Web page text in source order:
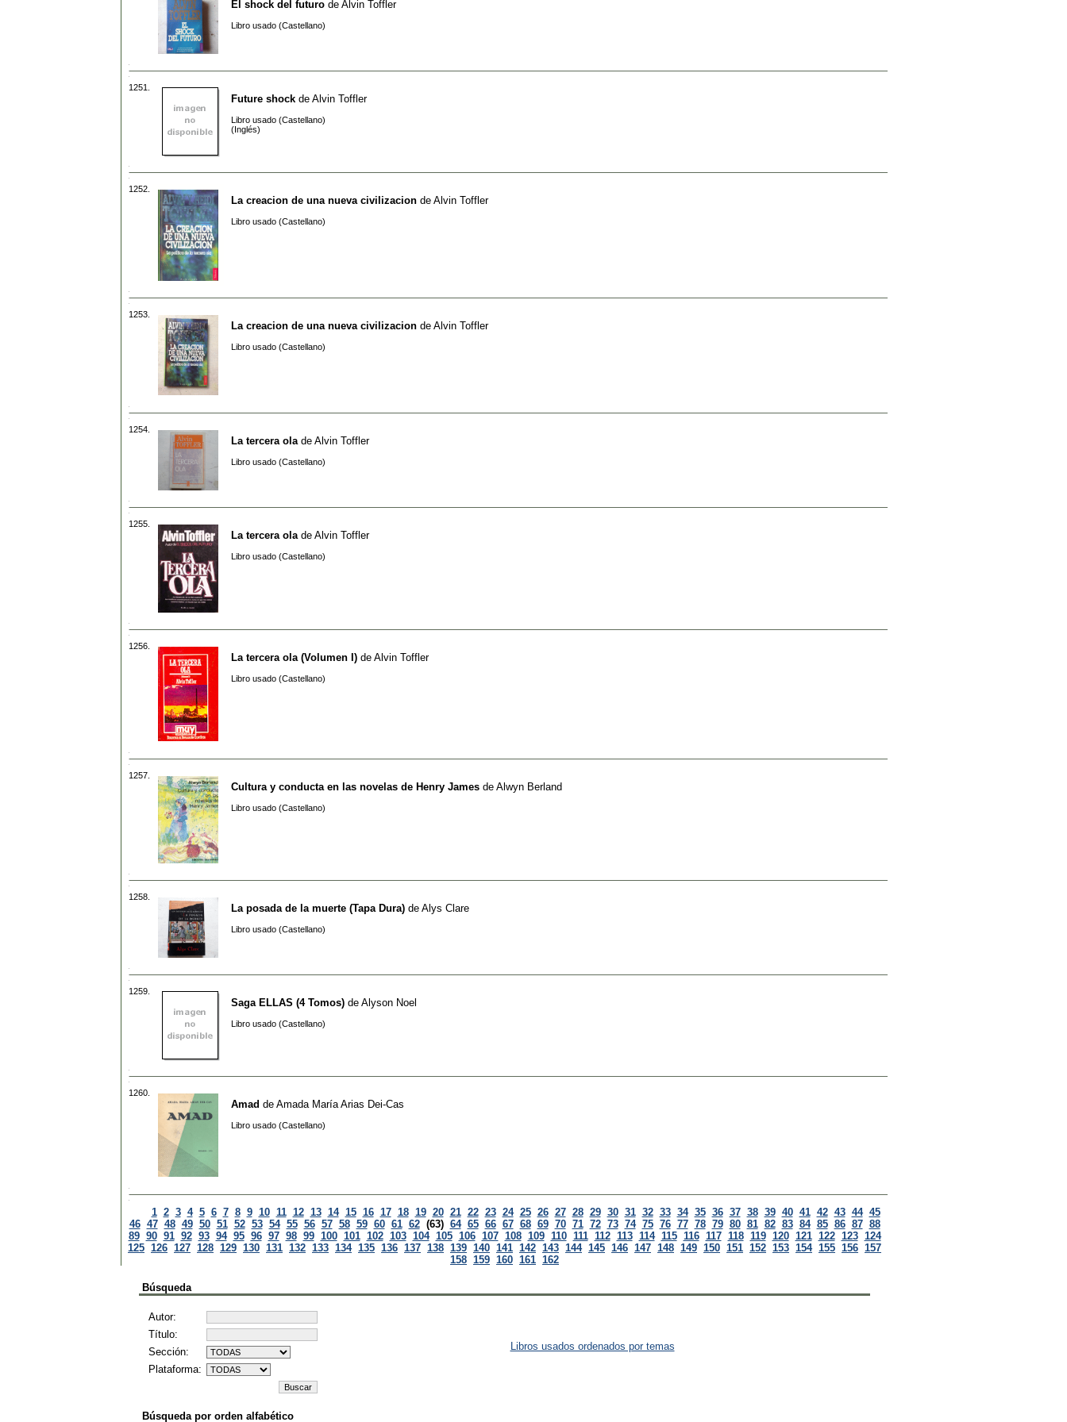
El shock del futuro de Alvin Toffler
Libro usado (Castellano)
1251.
Future shock de Alvin Toffler
Libro usado (Castellano)
(Inglés)
1252.
La creacion de una nueva civilizacion de Alvin Toffler
Libro usado (Castellano)
1253.
La creacion de una nueva civilizacion de Alvin Toffler
Libro usado (Castellano)
1254.
La tercera ola de Alvin Toffler
Libro usado (Castellano)
1255.
La tercera ola de Alvin Toffler
Libro usado (Castellano)
1256.
La tercera ola (Volumen I) de Alvin Toffler
Libro usado (Castellano)
1257.
Cultura y conducta en las novelas de Henry James de Alwyn Berland
Libro usado (Castellano)
1258.
La posada de la muerte (Tapa Dura) de Alys Clare
Libro usado (Castellano)
1259.
Saga ELLAS (4 Tomos) de Alyson Noel
Libro usado (Castellano)
1260.
Amad de Amada María Arias Dei-Cas
Libro usado (Castellano)
1 2 3 4 5 6 7 8 9 10 11 12 13 14 15 16 17 18 19 20 21 22 23 24 25 26 27 28 29 30 31 32 33 34 35 36 37 38 39 40 41 42 43 44 45
46 47 48 49 50 51 52 53 54 55 56 57 58 59 60 61 62 (63) 64 65 66 67 68 69 70 71 72 73 74 75 76 77 78 79 80 81 82 83 84 85 86 87 88
89 90 91 92 93 94 95 96 97 98 99 100 101 102 103 104 105 106 107 108 109 110 111 112 113 114 115 116 117 118 119 120 121 122 123 124
125 126 127 128 129 130 131 132 133 134 135 136 137 138 139 140 141 142 143 144 145 146 147 148 149 150 151 152 153 154 155 156 157
158 159 160 161 162
Búsqueda
Autor:
Título:
Sección:
Plataforma:
Libros usados ordenados por temas
Búsqueda por orden alfabético